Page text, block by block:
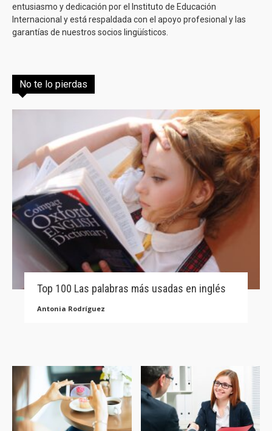
entusiasmo y dedicación por el Instituto de Educación
Internacional y está respaldada con el apoyo profesional y las
garantías de nuestros socios lingüísticos.
No te lo pierdas
Top 100 Las palabras más usadas en inglés
Antonia Rodríguez